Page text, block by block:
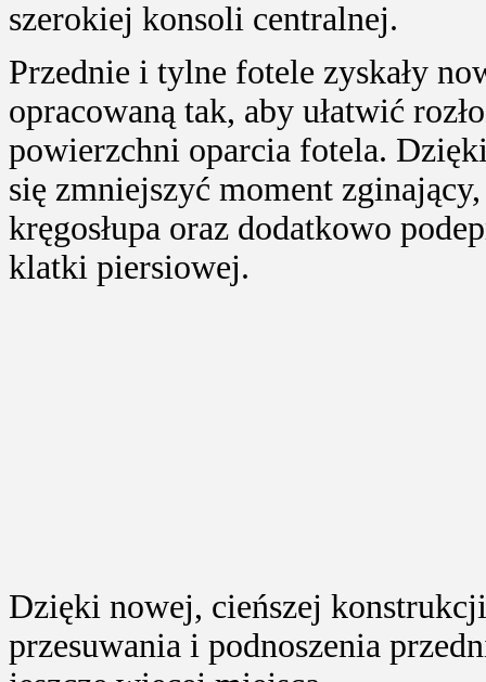
szerokiej konsoli centralnej.
Przednie i tylne fotele zyskały
opracowaną tak, aby ułatwić
powierzchni oparcia fotela.
się zmniejszyć moment
kręgosłupa oraz dodatkowo
klatki piersiowej.
Dzięki nowej, cieńszej
przesuwania i podnoszenia